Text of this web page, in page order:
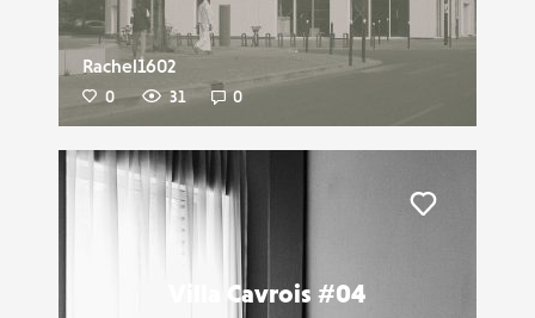
Rachel1602
0 31 0
Villa Cavrois #04